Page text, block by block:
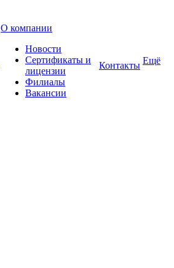
О компании
Новости
Сертификаты и
лицензии
Филиалы
Вакансии
Контакты Ещё